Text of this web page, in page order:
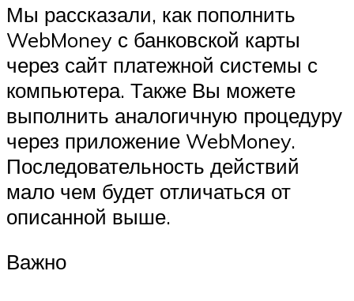
Мы рассказали, как пополнить
WebMoney с банковской карты
через сайт платежной системы с
компьютера. Также Вы можете
выполнить аналогичную процедуру
через приложение WebMoney.
Последовательность действий
мало чем будет отличаться от
описанной выше.
Важно